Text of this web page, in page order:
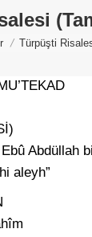
Türpüşti
Abdüllah
aleyh”